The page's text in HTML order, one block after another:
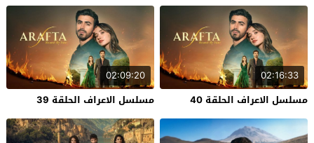
02:16:33
مسلسل الاعراف الحلقة 40
02:09:20
مسلسل الاعراف الحلقة 39